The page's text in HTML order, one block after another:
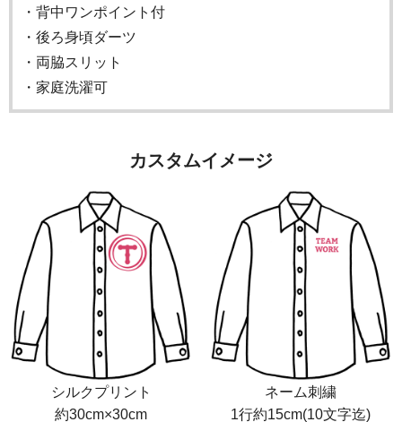
・背中ワンポイント付
・後ろ身頃ダーツ
・両脇スリット
・家庭洗濯可
カスタムイメージ
シルクプリント
約30cm×30cm
ネーム刺繍
1行約15cm(10文字迄)